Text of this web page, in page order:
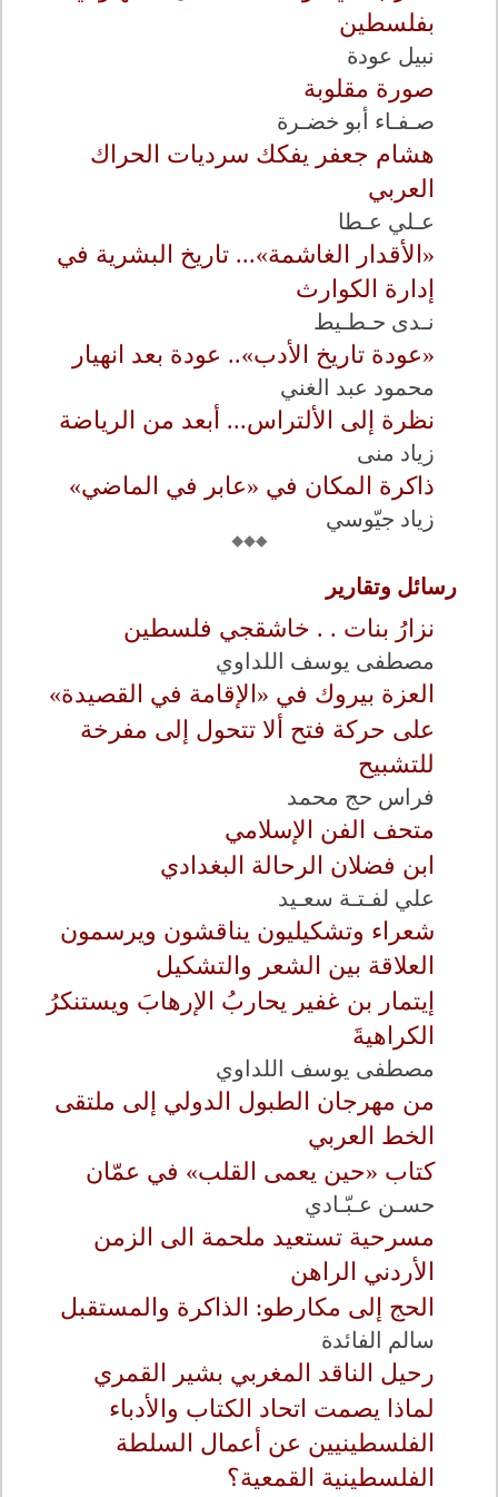
بفلسطين
نبيل عودة
صورة مقلوبة
صـفـاء أبو خضـرة
هشام جعفر يفكك سرديات الحراك
العربي
عـلي عـطا
«الأقدار الغاشمة»... تاريخ البشرية في
إدارة الكوارث
نـدى حـطـيط
«عودة تاريخ الأدب».. عودة بعد انهيار
محمود عبد الغني
نظرة إلى الألتراس... أبعد من الرياضة
زياد منى
ذاكرة المكان في «عابر في الماضي»
زياد جيّوسي
رسائل وتقارير
نزارُ بنات . . خاشقجي فلسطين
مصطفى يوسف اللداوي
العزة بيروك في «الإقامة في القصيدة»
على حركة فتح ألا تتحول إلى مفرخة
للتشبيح
فراس حج محمد
متحف الفن الإسلامي
ابن فضلان الرحالة البغدادي
علي لفـتـة سعـيد
شعراء وتشكيليون يناقشون ويرسمون
العلاقة بين الشعر والتشكيل
إيتمار بن غفير يحاربُ الإرهابَ ويستنكرُ
الكراهيةَ
مصطفى يوسف اللداوي
من مهرجان الطبول الدولي إلى ملتقى
الخط العربي
كتاب «حين يعمى القلب» في عمّان
حسـن عـبّـادي
مسرحية تستعيد ملحمة الى الزمن
الأردني الراهن
الحج إلى مكارطو: الذاكرة والمستقبل
سالم الفائدة
رحيل الناقد المغربي بشير القمري
لماذا يصمت اتحاد الكتاب والأدباء
الفلسطينيين عن أعمال السلطة
الفلسطينية القمعية؟